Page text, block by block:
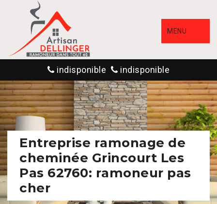
MENU
indisponible indisponible
Entreprise ramonage de
cheminée Grincourt Les
Pas 62760: ramoneur pas
cher